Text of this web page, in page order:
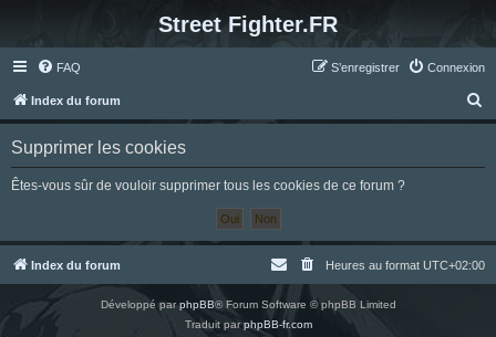
Street Fighter.FR
FAQ Connexion
S’enregistrer
Index du forum
e
h
Supprimer les cookies
Êtes-vous sûr de vouloir supprimer tous les cookies de ce forum ?
Index du forum Heures au format UTC+02:00
Développé parphpBB® Forum Software © phpBB Limited
Traduit parphpBB-fr.com